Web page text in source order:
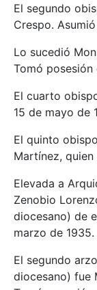
El segundo
Crespo.
Lo sucedió
Tomó
El cuarto
15 de mayo de
El quinto
Martínez,
Elevada a
Zenobio
diocesano) de
marzo de 1935.
El segundo
diocesano) fue